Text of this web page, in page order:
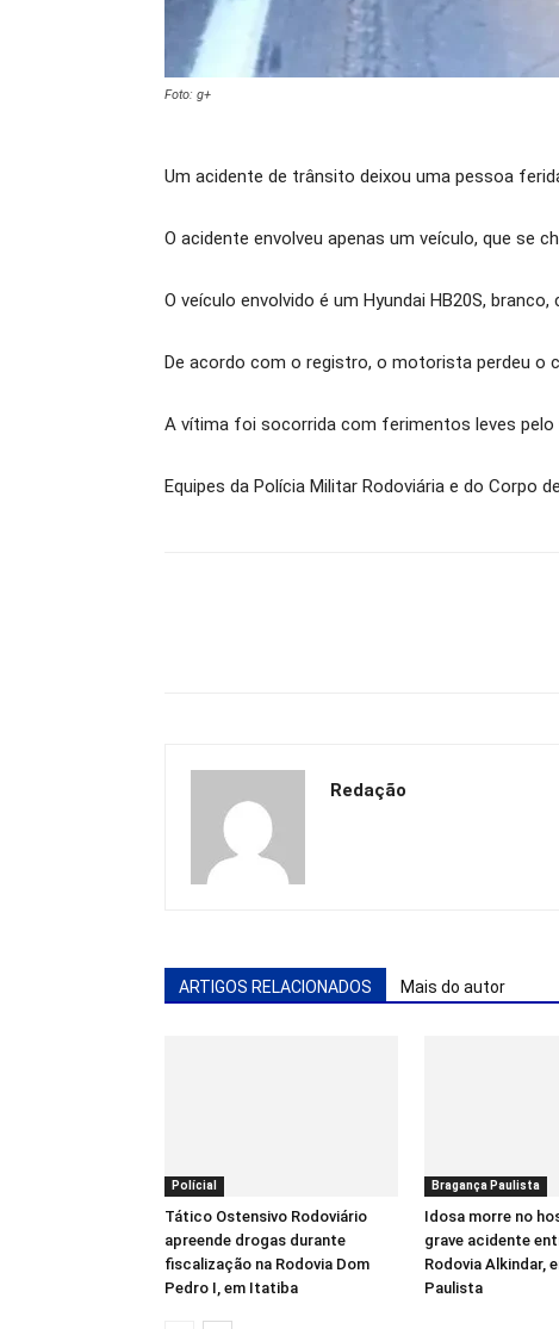
Foto: g+
Um acidente de trânsito deixou uma pessoa
O acidente envolveu apenas um veículo, que se
O veículo envolvido é um Hyundai HB20S,
De acordo com o registro, o motorista perdeu o
A vítima foi socorrida com ferimentos leves pelo
Equipes da Polícia Militar Rodoviária e do Corpo
Redação
ARTIGOS RELACIONADOS Mais do autor
Polícial
Tático Ostensivo Rodoviário
apreende drogas durante
fiscalização na Rodovia Dom
Pedro I, em Itatiba
Bragança Paulista
Idosa morre no
grave acidente
Rodovia Alkindar,
Paulista